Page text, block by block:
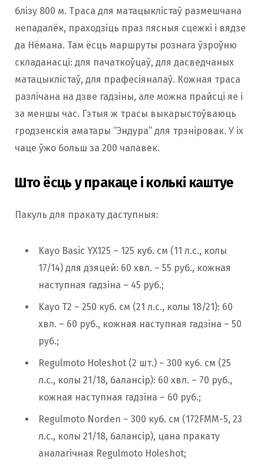
блізу 800 м. Траса для матацыклістаў размешчана
непадалёк, праходзіць праз лясныя сцежкі і вядзе
да Нёмана. Там ёсць маршруты рознага ўзроўню
складанасці: для пачаткоўцаў, для дасведчаных
матацыклістаў, для прафесіяналаў. Кожная траса
разлічана на дзве гадзіны, але можна прайсці яе і
за меншы час. Гэтыя ж трасы выкарыстоўваюць
гродзенскія аматары “Эндура” для трэніровак. У іх
чаце ўжо больш за 200 чалавек.
Што ёсць у пракаце і колькі каштуе
Пакуль для пракату даступныя:
Kayo Basic YX125 – 125 куб. см (11 л.с., колы
17/14) для дзяцей: 60 хвл. – 55 руб., кожная
наступная гадзіна – 45 руб.;
Kayo Т2 – 250 куб. см (21 л.с., колы 18/21): 60
хвл. – 60 руб., кожная наступная гадзіна – 50
руб.;
Regulmoto Holeshot (2 шт.) – 300 куб. см (25
л.с., колы 21/18, балансір): 60 хвл. – 70 руб.,
кожная наступная гадзіна – 60 руб.;
Regulmoto Norden – 300 куб. см (172FMM-5, 23
л.с., колы 21/18, балансір), цана пракату
аналагічная Regulmoto Holeshot;